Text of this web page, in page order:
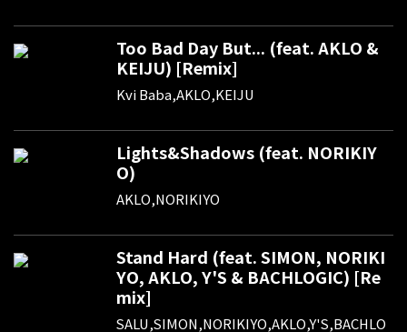
Too Bad Day But... (feat. AKLO &
KEIJU) [Remix]
Kvi Baba,AKLO,KEIJU
Lights&Shadows (feat. NORIKIY
O)
AKLO,NORIKIYO
Stand Hard (feat. SIMON, NORIKI
YO, AKLO, Y'S & BACHLOGIC) [Re
mix]
SALU,SIMON,NORIKIYO,AKLO,Y'S,BACHLO